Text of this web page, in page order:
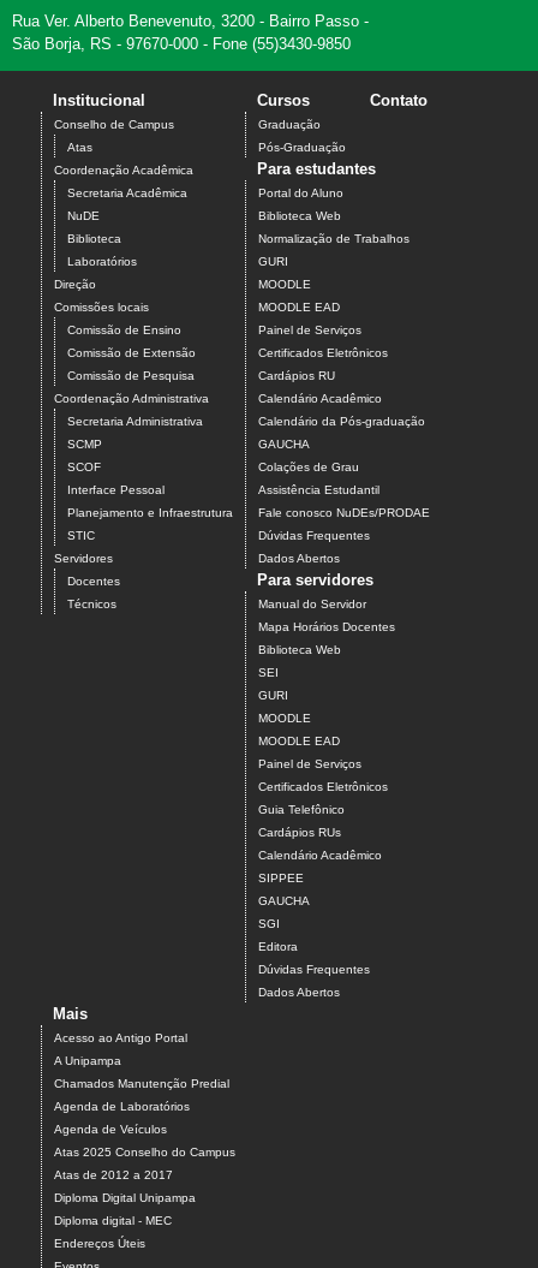
Rua Ver. Alberto Benevenuto, 3200 - Bairro Passo -
São Borja, RS - 97670-000 - Fone (55)3430-9850
Institucional
Conselho de Campus
Atas
Coordenação Acadêmica
Secretaria Acadêmica
NuDE
Biblioteca
Laboratórios
Direção
Comissões locais
Comissão de Ensino
Comissão de Extensão
Comissão de Pesquisa
Coordenação Administrativa
Secretaria Administrativa
SCMP
SCOF
Interface Pessoal
Planejamento e Infraestrutura
STIC
Servidores
Docentes
Técnicos
Cursos
Graduação
Pós-Graduação
Contato
Para estudantes
Portal do Aluno
Biblioteca Web
Normalização de Trabalhos
GURI
MOODLE
MOODLE EAD
Painel de Serviços
Certificados Eletrônicos
Cardápios RU
Calendário Acadêmico
Calendário da Pós-graduação
GAUCHA
Colações de Grau
Assistência Estudantil
Fale conosco NuDEs/PRODAE
Dúvidas Frequentes
Dados Abertos
Para servidores
Manual do Servidor
Mapa Horários Docentes
Biblioteca Web
SEI
GURI
MOODLE
MOODLE EAD
Painel de Serviços
Certificados Eletrônicos
Guia Telefônico
Cardápios RUs
Calendário Acadêmico
SIPPEE
GAUCHA
SGI
Editora
Dúvidas Frequentes
Dados Abertos
Mais
Acesso ao Antigo Portal
A Unipampa
Chamados Manutenção Predial
Agenda de Laboratórios
Agenda de Veículos
Atas 2025 Conselho do Campus
Atas de 2012 a 2017
Diploma Digital Unipampa
Diploma digital - MEC
Endereços Úteis